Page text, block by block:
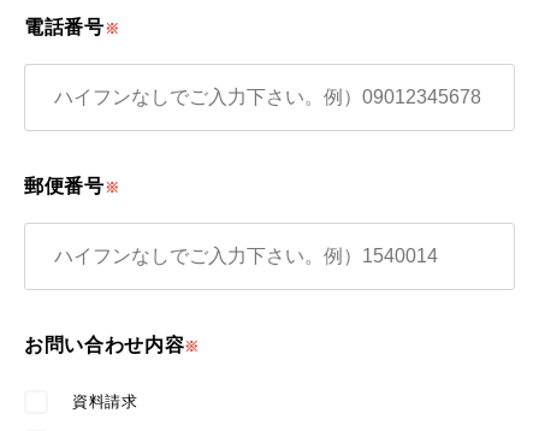
電話番号※
郵便番号※
お問い合わせ内容※
資料請求